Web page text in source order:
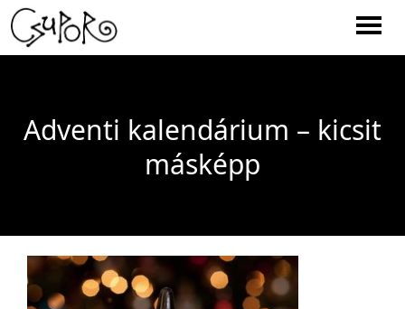
Adventi kalendárium – kicsit
másképp